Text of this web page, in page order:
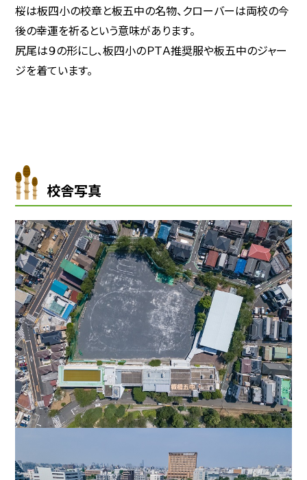
桜は板四小の校章と板五中の名物、クローバーは両校の今
後の幸運を祈るという意味があります。
尻尾は９の形にし、板四小のＰＴＡ推奨服や板五中のジャー
ジを着ています。
校舎写真